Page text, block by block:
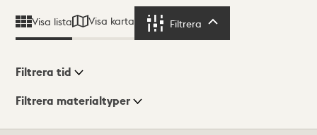
Visa lista Visa karta Filtrera
Visningsläge
Filtrera tid
Filtrera materialtyper